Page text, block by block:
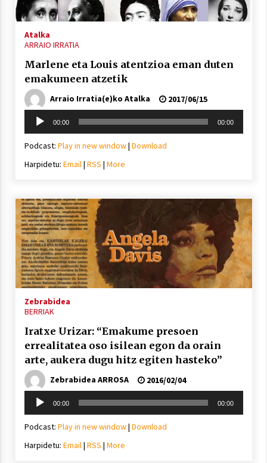
Atalka
ARRAIO IRRATIA
Marlene eta Louis atentzioa eman duten
emakumeen atzetik
Arraio Irratia(e)ko Atalka
2017/06/15
Soinu
erreproduzigailua
00:00 00:00
Podcast: Play in new window| Download
Harpidetu: Email| RSS | More
Zebrabidea
BERRIAK
Iratxe Urizar: “Emakume presoen
errealitatea oso isilean egon da orain
arte, aukera dugu hitz egiten hasteko”
Zebrabidea ARROSA
2016/02/04
Soinu
erreproduzigailua
00:00 00:00
Podcast: Play in new window| Download
Harpidetu: Email| RSS | More